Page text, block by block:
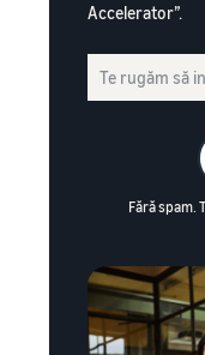
Accelerator”.
Fără spam.